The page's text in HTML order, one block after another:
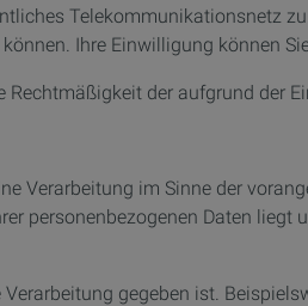
Telekommunikationsnetz
Ihre Einwilligung können
der aufgrund der
Verarbeitung im Sinne der
personenbezogenen Daten
gegeben ist.